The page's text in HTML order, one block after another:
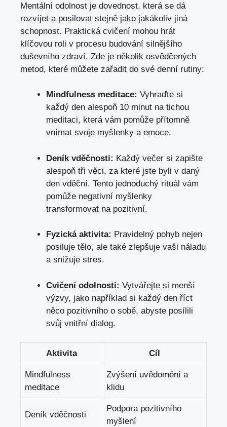
Mentální odolnost je dovednost, která se dá
rozvíjet a posilovat stejně jako jakákoliv jiná
schopnost. Praktická cvičení mohou hrát
klíčovou roli v procesu budování silnějšího
duševního zdraví. Zde je několik osvědčených
metod, které můžete zařadit do své denní rutiny:
Mindfulness meditace: Vyhraďte si
každý den alespoň 10 minut na tichou
meditaci, která vám pomůže přítomně
vnímat svoje myšlenky a emoce.
Deník vděčnosti: Každý večer si zapište
alespoň tři věci, za které jste byli v daný
den vděční. Tento jednoduchý rituál vám
pomůže negativní myšlenky
transformovat na pozitivní.
Fyzická aktivita: Pravidelný pohyb nejen
posiluje tělo, ale také zlepšuje vaši náladu
a snižuje stres.
Cvičení odolnosti: Vytvářejte si menší
výzvy, jako například si každý den říct
něco pozitivního o sobě, abyste posílili
svůj vnitřní dialog.
Aktivita Cíl
Mindfulness
meditace
Zvýšení uvědomění a
klidu
Deník vděčnosti
Podpora pozitivního
myšlení